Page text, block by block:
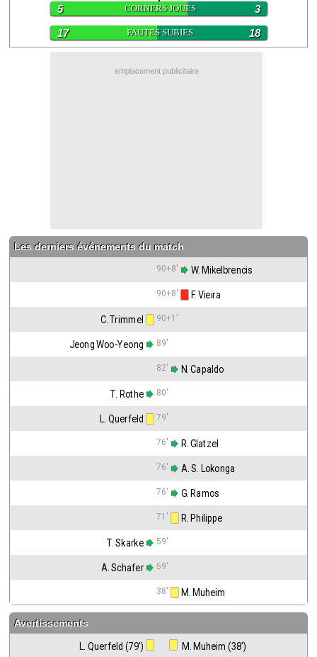
CORNERS JOUES
5 3
FAUTES SUBIES
17 18
emplacement publicitaire
Les derniers événements du match
90+8' W. Mikelbrencis
90+8' F. Vieira
C. Trimmel 90+1'
Jeong Woo-Yeong 89'
82' N. Capaldo
T. Rothe 80'
L. Querfeld 79'
76' R. Glatzel
76' A. S. Lokonga
76' G. Ramos
71' R. Philippe
T. Skarke 59'
A. Schafer 59'
38' M. Muheim
Avertissements
L. Querfeld (79') M. Muheim (38')
Contact / Signaler un bug
Recrutement Maxifoot